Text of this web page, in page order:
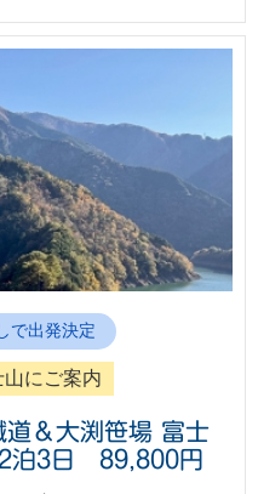
で出発決定
にご案内
＆大渕笹場 富士
泊3日 89,800円